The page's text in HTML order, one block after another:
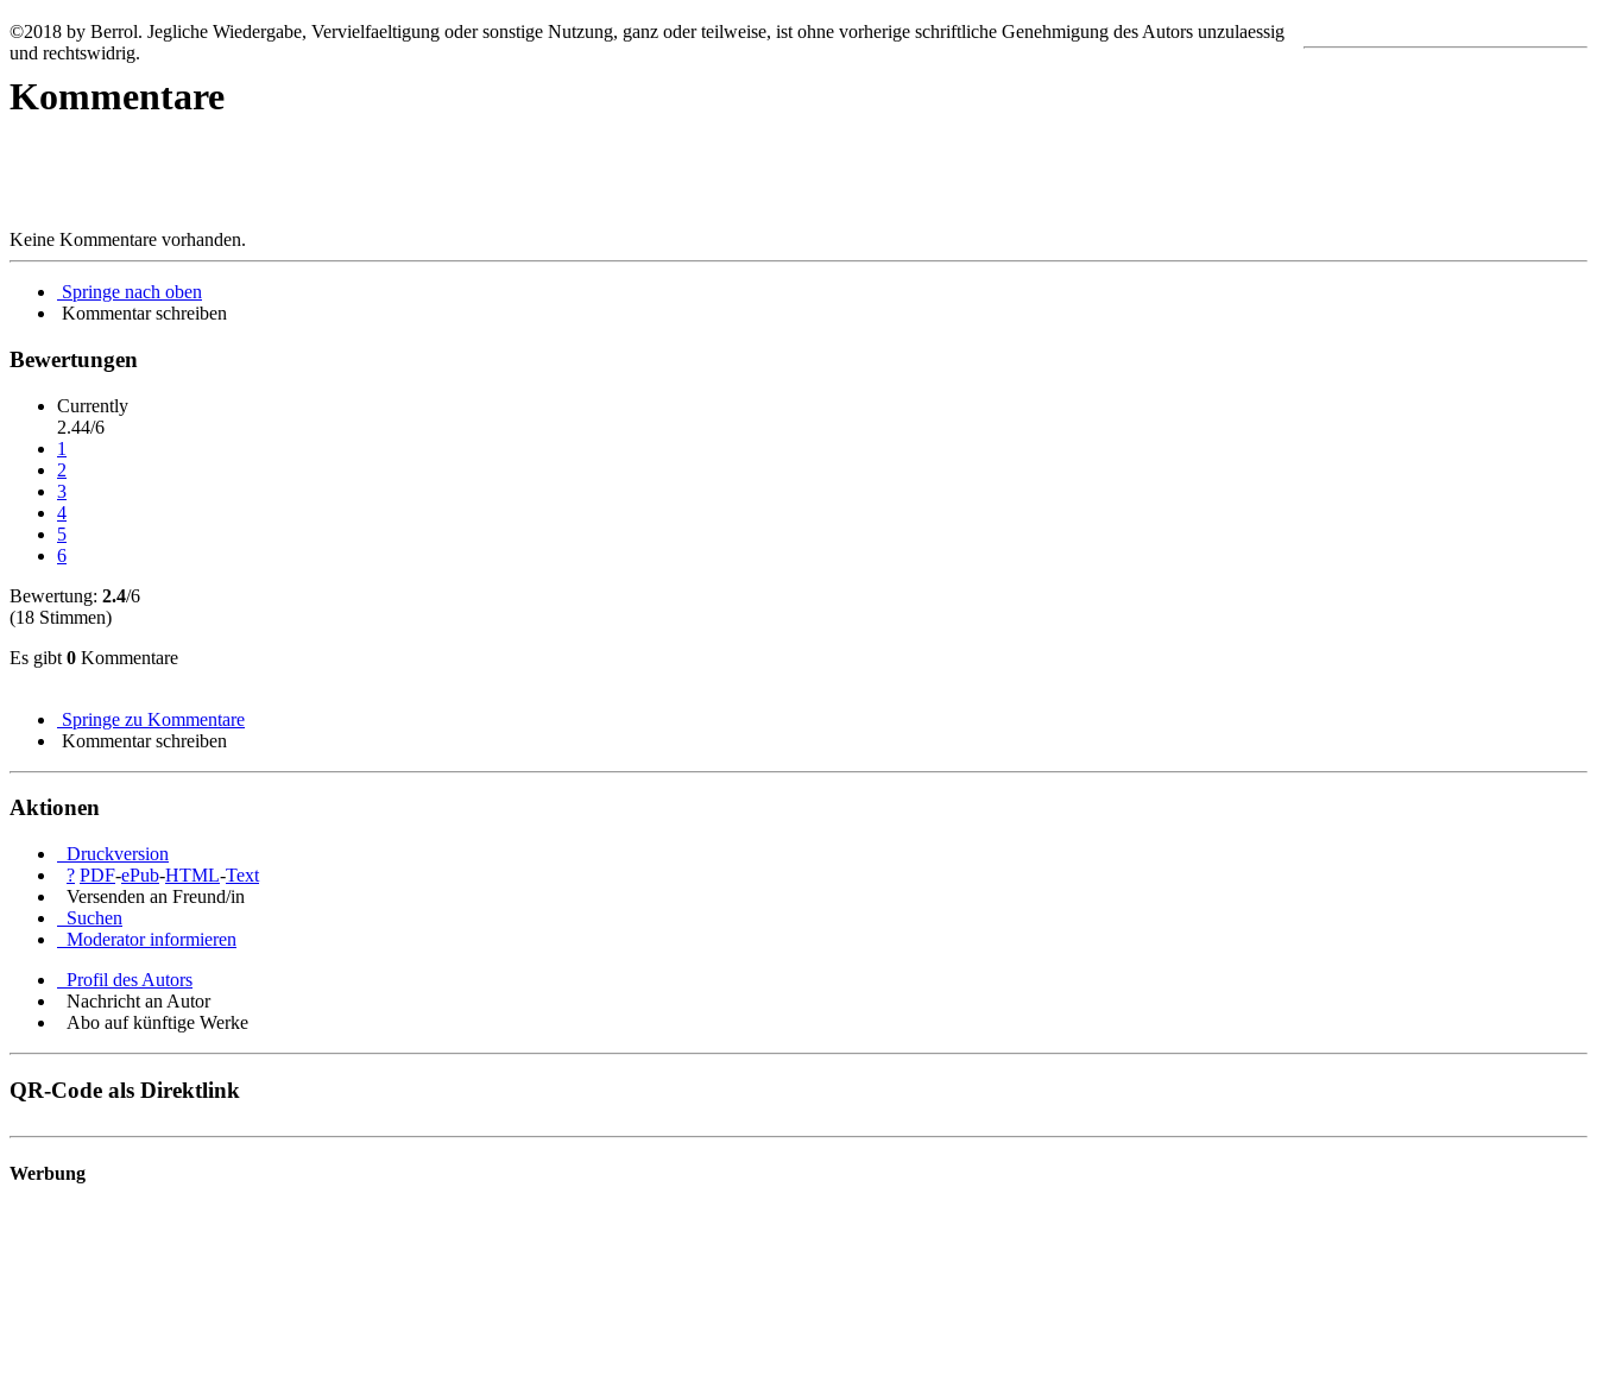
©2018 by Berrol. Jegliche Wiedergabe, Vervielfaeltigung oder sonstige Nutzung, ganz oder teilweise, ist ohne vorherige schriftliche Genehmigung des Autors unzulaessig
und rechtswidrig.
Kommentare
Keine Kommentare vorhanden.
Springe nach oben
Kommentar schreiben
Bewertungen
Currently
2.44/6
1
2
3
4
5
6
Bewertung: 2.4/6
(18 Stimmen)
Es gibt 0 Kommentare
Springe zu Kommentare
Kommentar schreiben
Aktionen
Druckversion
? PDF-ePub-HTML-Text
Versenden an Freund/in
Suchen
Moderator informieren
Profil des Autors
Nachricht an Autor
Abo auf künftige Werke
QR-Code als Direktlink
Werbung